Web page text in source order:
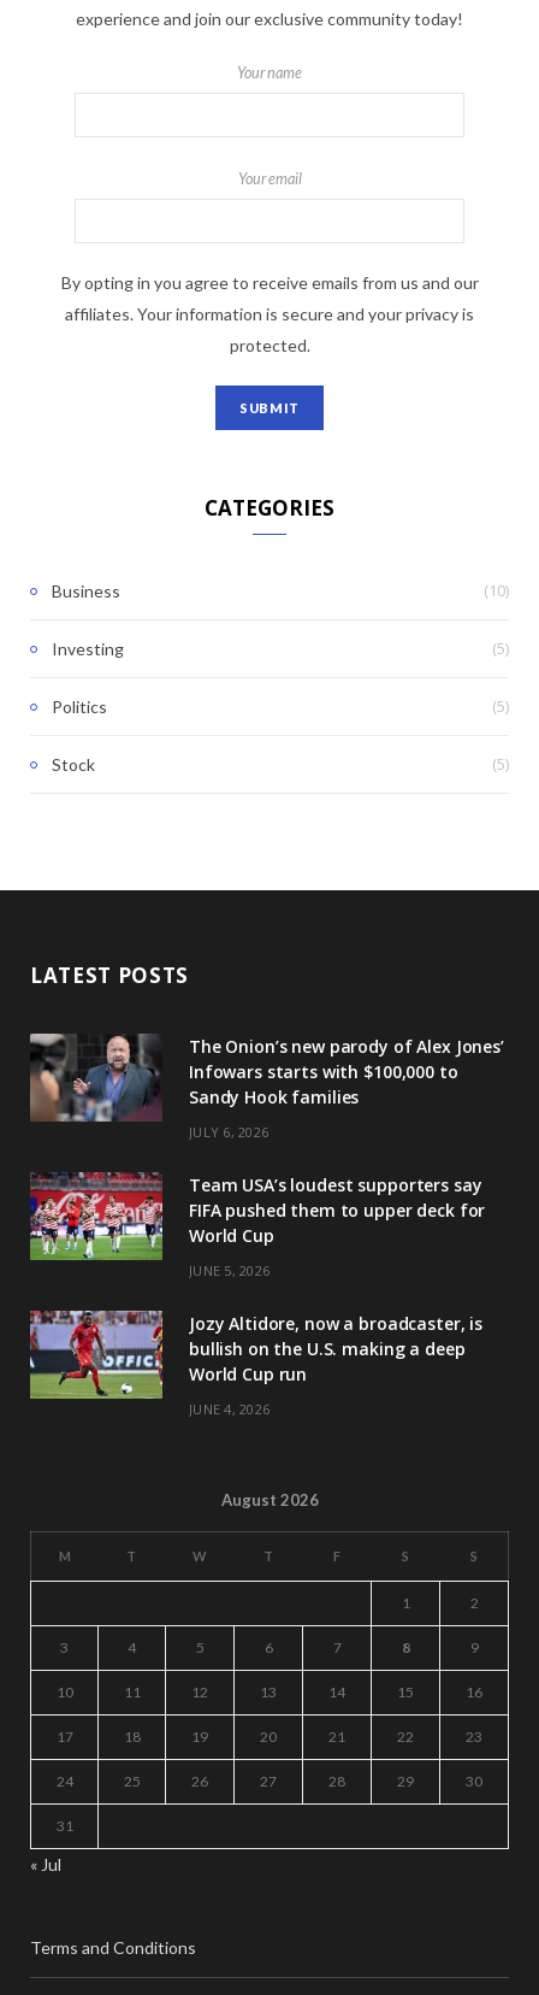
experience and join our exclusive community today!
Your name
Your email
By opting in you agree to receive emails from us and our
affiliates. Your information is secure and your privacy is
protected.
CATEGORIES
Business (10)
Investing (5)
Politics (5)
Stock (5)
LATEST POSTS
The Onion’s new parody of Alex Jones’
Infowars starts with $100,000 to
Sandy Hook families
JULY 6, 2026
Team USA’s loudest supporters say
FIFA pushed them to upper deck for
World Cup
JUNE 5, 2026
Jozy Altidore, now a broadcaster, is
bullish on the U.S. making a deep
World Cup run
JUNE 4, 2026
August 2026
M T W T F S S
1 2
3 4 5 6 7 8 9
10 11 12 13 14 15 16
17 18 19 20 21 22 23
24 25 26 27 28 29 30
31
« Jul
Terms and Conditions